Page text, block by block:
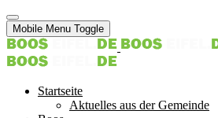
Mobile Menu Toggle
Startseite
Aktuelles aus der Gemeinde